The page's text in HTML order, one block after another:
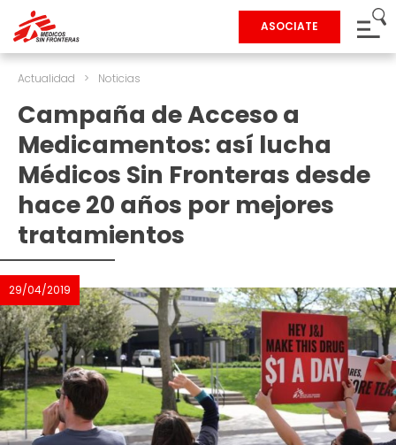
ASOCIATE
Actualidad > Noticias
Campaña de Acceso a
Medicamentos: así lucha
Médicos Sin Fronteras desde
hace 20 años por mejores
tratamientos
29/04/2019